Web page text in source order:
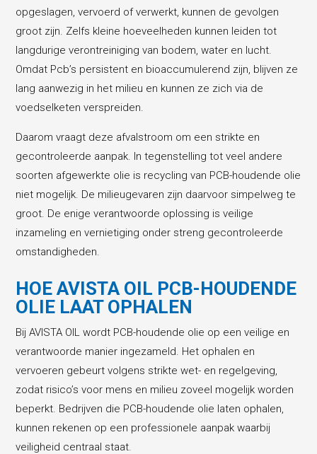
opgeslagen, vervoerd of verwerkt, kunnen de gevolgen
groot zijn. Zelfs kleine hoeveelheden kunnen leiden tot
langdurige verontreiniging van bodem, water en lucht.
Omdat Pcb’s persistent en bioaccumulerend zijn, blijven ze
lang aanwezig in het milieu en kunnen ze zich via de
voedselketen verspreiden.
Daarom vraagt deze afvalstroom om een strikte en
gecontroleerde aanpak. In tegenstelling tot veel andere
soorten afgewerkte olie is recycling van PCB-houdende olie
niet mogelijk. De milieugevaren zijn daarvoor simpelweg te
groot. De enige verantwoorde oplossing is veilige
inzameling en vernietiging onder streng gecontroleerde
omstandigheden.
HOE AVISTA OIL PCB-HOUDENDE
OLIE LAAT OPHALEN
Bij AVISTA OIL wordt PCB-houdende olie op een veilige en
verantwoorde manier ingezameld. Het ophalen en
vervoeren gebeurt volgens strikte wet- en regelgeving,
zodat risico’s voor mens en milieu zoveel mogelijk worden
beperkt. Bedrijven die PCB-houdende olie laten ophalen,
kunnen rekenen op een professionele aanpak waarbij
veiligheid centraal staat.